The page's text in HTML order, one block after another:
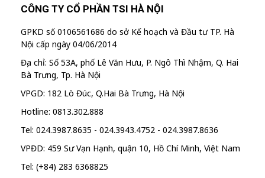
CÔNG TY CỔ PHẦN TSI HÀ NỘI
GPKD số 0106561686 do sở Kế hoạch và Đầu tư TP. Hà
Nội cấp ngày 04/06/2014
Địa chỉ: Số 53A, phố Lê Văn Hưu, P. Ngô Thì Nhậm, Q. Hai
Bà Trưng, Tp. Hà Nội
VPGD: 182 Lò Đúc, Q.Hai Bà Trưng, Hà Nội
Hotline: 0813.302.888
Tel: 024.3987.8635 - 024.3943.4752 - 024.3987.8636
VPĐD: 459 Sư Vạn Hạnh, quận 10, Hồ Chí Minh, Việt Nam
Tel: (+84) 283 6368825